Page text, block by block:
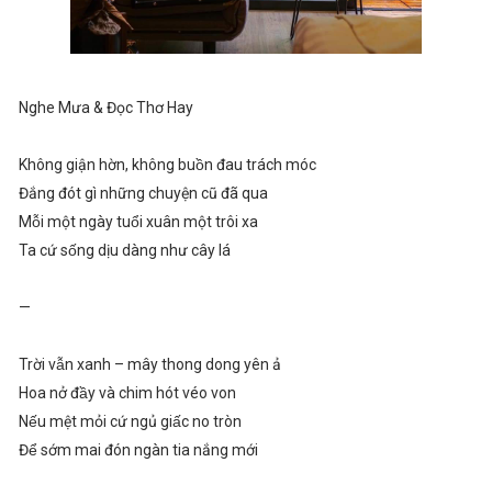
Nghe Mưa & Đọc Thơ Hay
Không giận hờn, không buồn đau trách móc
Đắng đót gì những chuyện cũ đã qua
Mỗi một ngày tuổi xuân một trôi xa
Ta cứ sống dịu dàng như cây lá
—
Trời vẫn xanh – mây thong dong yên ả
Hoa nở đầy và chim hót véo von
Nếu mệt mỏi cứ ngủ giấc no tròn
Để sớm mai đón ngàn tia nắng mới